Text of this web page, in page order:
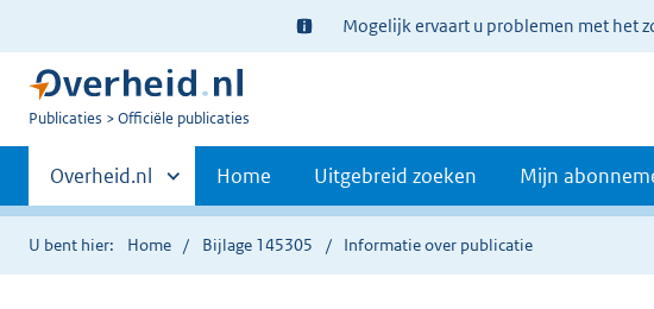
Ter
informatie:
Mogelijk ervaart u problemen met het
U
Publicaties Officiële publicaties
Primaire
navigatie
Andere
sites
binnen
Overheid.nl Home Uitgebreid zoeken Mijn
U bent hier: Home Bijlage 145305 Informatie over publicatie